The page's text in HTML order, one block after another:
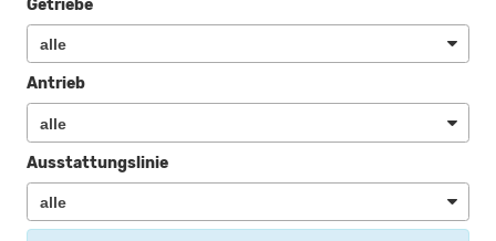
Getriebe
Antrieb
Ausstattungslinie